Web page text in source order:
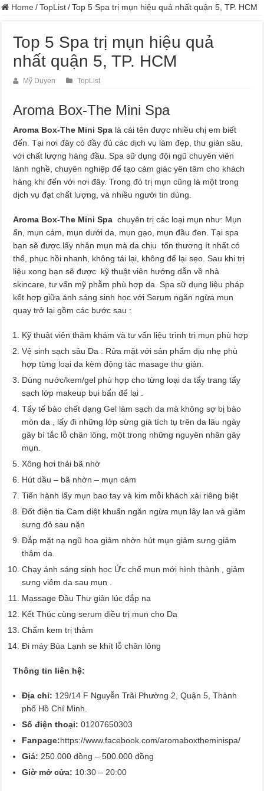
Home / TopList / Top 5 Spa trị mụn hiệu quả nhất quận 5, TP. HCM
Top 5 Spa trị mụn hiệu quả
nhất quận 5, TP. HCM
Mỹ Duyen TopList
Aroma Box-The Mini Spa
Aroma Box-The Mini Spa là cái tên được nhiều chị em biết
đến. Tại nơi đây có đầy đủ các dịch vụ làm đẹp, thư giản sâu,
với chất lượng hàng đầu. Spa sữ dụng đội ngũ chuyên viên
lành nghề, chuyên nghiệp để tạo cảm giác yên tâm cho khách
hàng khi đến với nơi đây. Trong đó trị mụn cũng là một trong
dịch vụ đạt chất lượng, và nhiều người tin dùng.
Aroma Box-The Mini Spa chuyên trị các loại mụn như: Mụn
ẩn, mụn cám, mụn dưới da, mụn gạo, mụn đầu đen. Tại spa
bạn sẽ được lấy nhân mụn mà da chịu tổn thương ít nhất có
thể, phục hồi nhanh, không tái lại, không để lại sẹo. Sau khi trị
liệu xong bạn sẽ được kỹ thuật viên hướng dẫn về nhà
skincare, tư vấn mỹ phẫm phù hợp da. Spa sữ dụng liệu pháp
kết hợp giữa ánh sáng sinh học với Serum ngăn ngừa mụn
quay trở lại gồm các bước sau :
Kỹ thuật viên thăm khám và tư vấn liệu trình trị mụn phù hợp
Vệ sinh sạch sâu Da : Rửa mặt với sản phẩm dịu nhẹ phù
hợp từng loại da kèm động tác masage thư giản.
Dùng nước/kem/gel phù hợp cho từng loại da tẩy trang tẩy
sạch lớp makeup bụi bẩn để lại .
Tẩy tế bào chết dạng Gel làm sạch da mà không sợ bị bào
mòn da , lấy đi những lớp sừng già tích tụ trên da lâu ngày
gây bí tắc lỗ chân lông, một trong những nguyên nhân gây
mụn.
Xông hơi thải bã nhờ
Hút dầu – bã nhờn – mụn cám
Tiến hành lấy mụn bao tay và kim mỗi khách xài riêng biệt
Đốt điện tia Cam diệt khuẩn ngăn ngừa mụn lây lan và giảm
sưng đỏ sau nặn
Đắp mặt nạ ngũ hoa giảm nhờn hút mụn giảm sưng giảm
thâm da.
Chạy ánh sáng sinh học Ức chế mụn mới hình thành , giảm
sưng viêm da sau mụn .
Massage Đầu Thư giản lúc đắp nạ
Kết Thúc cùng serum điều trị mun cho Da
Chấm kem trị thâm
Đi máy Búa Lạnh se khít lỗ chân lông
Thông tin liên hệ:
Địa chỉ: 129/14 F Nguyễn Trãi Phường 2, Quận 5, Thành
phố Hồ Chí Minh.
Số điện thoại:01207650303
Fanpage:https://www.facebook.com/aromaboxtheminispa/
Giá: 250.000 đồng – 500.000 đồng
Giờ mở cửa: 10:30 – 20:00